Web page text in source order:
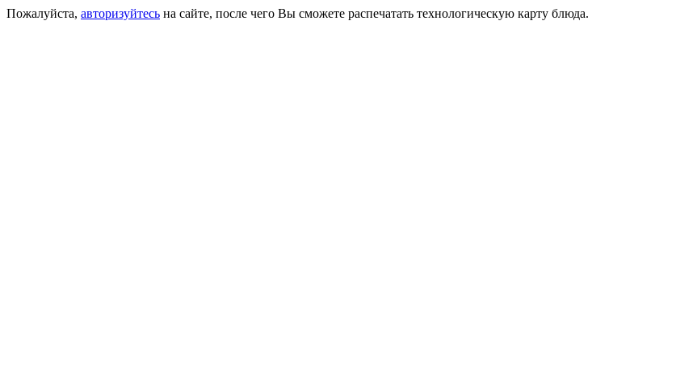
Пожалуйста, авторизуйтесь на сайте, после чего Вы сможете распечатать технологическую карту блюда.